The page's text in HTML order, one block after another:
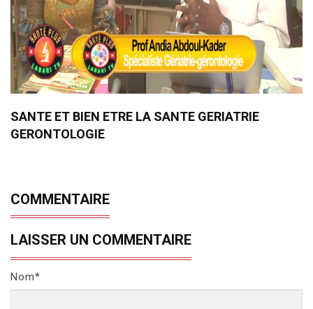
SANTE ET BIEN ETRE LA SANTE GERIATRIE
GERONTOLOGIE
COMMENTAIRE
LAISSER UN COMMENTAIRE
Nom*